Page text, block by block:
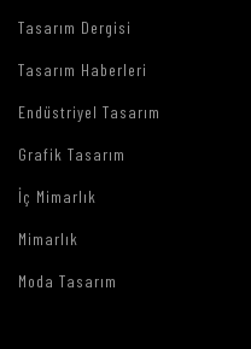
Tasarım Dergisi
Tasarım Haberleri
Endüstriyel Tasarım
Grafik Tasarım
İç Mimarlık
Mimarlık
Moda Tasarım